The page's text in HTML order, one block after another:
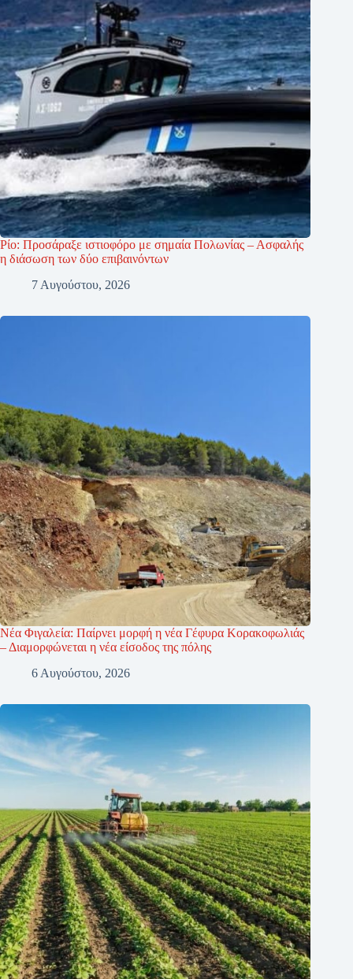
Ρίο: Προσάραξε ιστιοφόρο με σημαία Πολωνίας – Ασφαλής
η διάσωση των δύο επιβαινόντων
7 Αυγούστου, 2026
Νέα Φιγαλεία: Παίρνει μορφή η νέα Γέφυρα Κορακοφωλιάς
– Διαμορφώνεται η νέα είσοδος της πόλης
6 Αυγούστου, 2026